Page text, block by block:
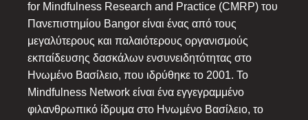
for Mindfulness Research and Practice (CMRP) του
Πανεπιστημίου Bangor είναι ένας από τους
μεγαλύτερους και παλαιότερους οργανισμούς
εκπαίδευσης δασκάλων ενσυνειδητότητας στο
Ηνωμένο Βασίλειο, που ιδρύθηκε το 2001. Το
Mindfulness Network είναι ένα εγγεγραμμένο
φιλανθρωπικό ίδρυμα στο Ηνωμένο Βασίλειο, το